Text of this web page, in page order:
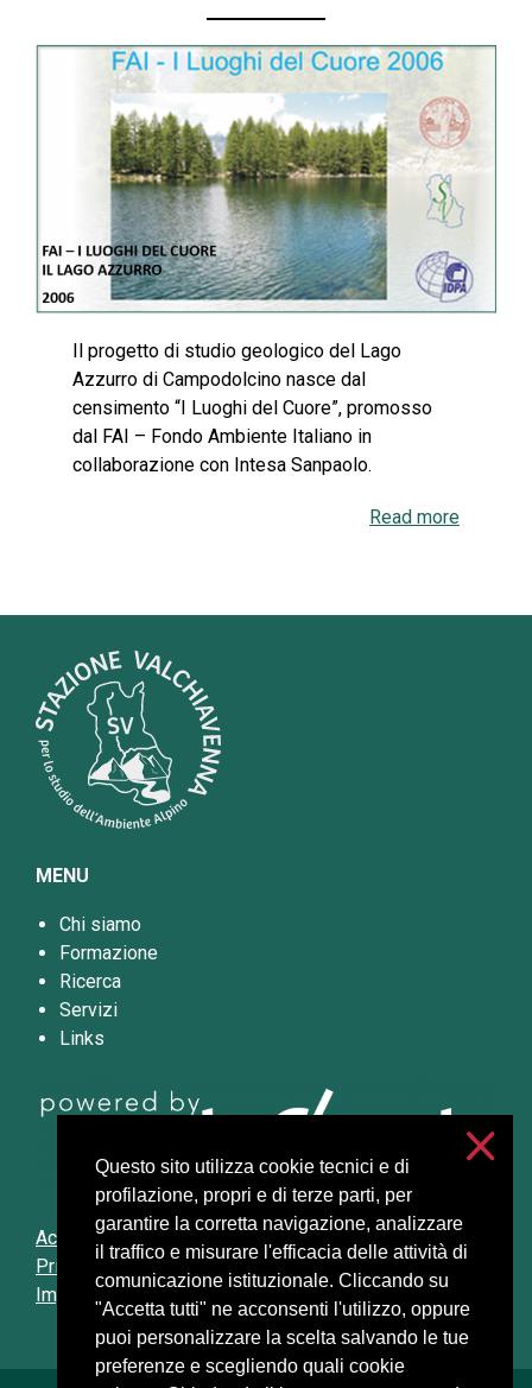
Questo sito utilizza cookie tecnici e di
profilazione, propri e di terze parti, per
garantire la corretta navigazione, analizzare
il traffico e misurare l'efficacia delle attività di
comunicazione istituzionale. Cliccando su
"Accetta tutti" ne acconsenti l'utilizzo, oppure
puoi personalizzare la scelta salvando le tue
preferenze e scegliendo quali cookie
Il progetto di studio geologico del Lago
Azzurro di Campodolcino nasce dal
censimento “I Luoghi del Cuore”, promosso
dal FAI – Fondo Ambiente Italiano in
collaborazione con Intesa Sanpaolo.
Read more
MENU
Chi siamo
Formazione
Ricerca
Servizi
Links
Accessibilità
Privacy e cookies
Impostazioni cookie